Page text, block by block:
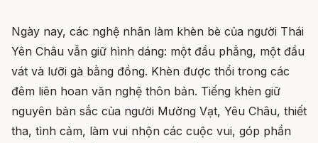
Ngày nay, các nghệ nhân làm khèn bè của người Thái
Yên Châu vẫn giữ hình dáng: một đầu phẳng, một đầu
vát và lưỡi gà bằng đồng. Khèn được thổi trong các
đêm liên hoan văn nghệ thôn bản. Tiếng khèn giữ
nguyên bản sắc của người Mường Vạt, Yêu Châu, thiết
tha, tình cảm, làm vui nhộn các cuộc vui, góp phần